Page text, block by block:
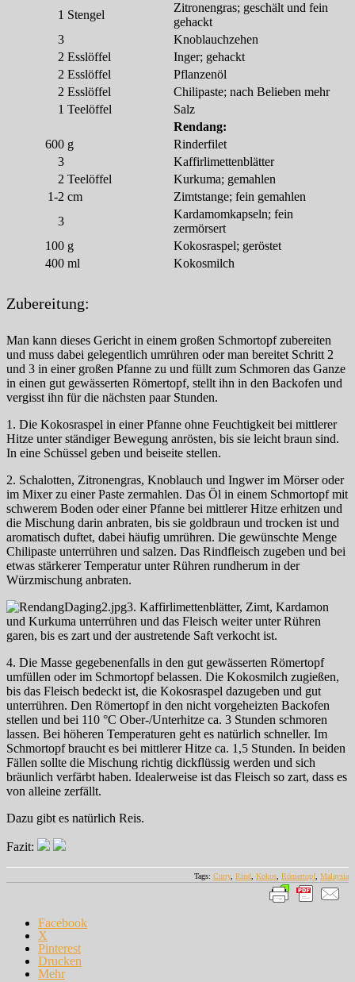
1 Stengel
Zitronengras; geschält und fein
gehackt
3
Knoblauchzehen
2 Esslöffel
Inger; gehackt
2 Esslöffel
Pflanzenöl
2 Esslöffel
Chilipaste; nach Belieben mehr
1 Teelöffel
Salz
Rendang:
600 g
Rinderfilet
3
Kaffirlimettenblätter
2 Teelöffel
Kurkuma; gemahlen
1-2 cm
Zimtstange; fein gemahlen
3
Kardamomkapseln; fein
zermörsert
100 g
Kokosraspel; geröstet
400 ml Kokosmilch
Zubereitung:
Man kann dieses Gericht in einem großen Schmortopf zubereiten
und muss dabei gelegentlich umrühren oder man bereitet Schritt 2
und 3 in einer großen Pfanne zu und füllt zum Schmoren das Ganze
in einen gut gewässerten Römertopf, stellt ihn in den Backofen und
vergisst ihn für die nächsten paar Stunden.
1. Die Kokosraspel in einer Pfanne ohne Feuchtigkeit bei mittlerer
Hitze unter ständiger Bewegung anrösten, bis sie leicht braun sind.
In eine Schüssel geben und beiseite stellen.
2. Schalotten, Zitronengras, Knoblauch und Ingwer im Mörser oder
im Mixer zu einer Paste zermahlen. Das Öl in einem Schmortopf mit
schwerem Boden oder einer Pfanne bei mittlerer Hitze erhitzen und
die Mischung darin anbraten, bis sie goldbraun und trocken ist und
aromatisch duftet, dabei häufig umrühren. Die gewünschte Menge
Chilipaste unterrühren und salzen. Das Rindfleisch zugeben und bei
etwas stärkerer Temperatur unter Rühren rundherum in der
Würzmischung anbraten.
3. Kaffirlimettenblätter, Zimt, Kardamon
und Kurkuma unterrühren und das Fleisch weiter unter Rühren
garen, bis es zart und der austretende Saft verkocht ist.
4. Die Masse gegebenenfalls in den gut gewässerten Römertopf
umfüllen oder im Schmortopf belassen. Die Kokosmilch zugießen,
bis das Fleisch bedeckt ist, die Kokosraspel dazugeben und gut
unterrühren. Den Römertopf in den nicht vorgeheizten Backofen
stellen und bei 110 °C Ober-/Unterhitze ca. 3 Stunden schmoren
lassen. Bei höheren Temperaturen geht es natürlich schneller. Im
Schmortopf braucht es bei mittlerer Hitze ca. 1,5 Stunden. In beiden
Fällen sollte die Mischung richtig dickflüssig werden und sich
bräunlich verfärbt haben. Idealerweise ist das Fleisch so zart, dass es
von alleine zerfällt.
Dazu gibt es natürlich Reis.
Fazit:
Tags: Curry, Rind, Kokos, Römertopf, Malaysia
Facebook
X
Pinterest
Drucken
Mehr